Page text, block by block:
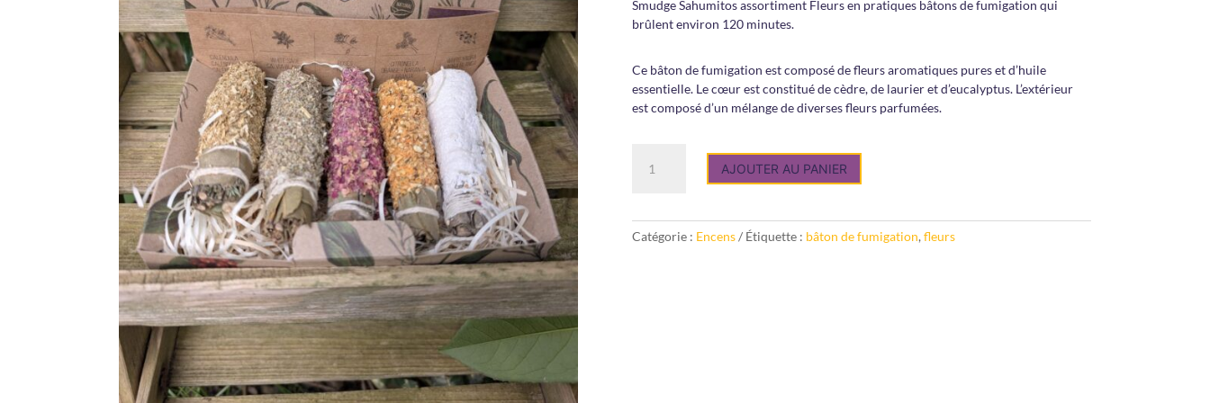
Smudge Sahumitos assortiment Fleurs en pratiques bâtons de fumigation qui
brûlent environ 120 minutes.
Ce bâton de fumigation est composé de fleurs aromatiques pureset d’huile
essentielle. Le cœur est constitué de cèdre, de laurier et d’eucalyptus. L’extérieur
est composé d’un mélange de diverses fleurs parfumées.
Fleurs
AJOUTER AU PANIER
Catégorie : Encens Étiquette : bâton de fumigation, fleurs